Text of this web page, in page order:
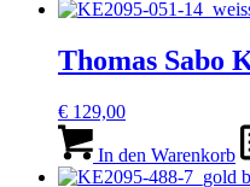
Thomas Sabo
€ 129,00
In den Warenkorb